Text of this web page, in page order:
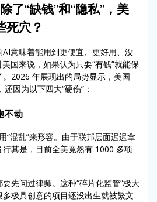
了“缺钱”和“隐私”，美
死穴？
意味着能用到更便宜、更好用、没
国来说，如果认为只要“有钱”就能保
2026 年展现出的局势显示，美国
因为以下四大“硬伤”：
不动
“混乱”来形容。由于联邦层面迟迟拿
其是，目前全美竟然有 1000 多项
先问过律师。这种“碎片化监管”极大
极具创意的项目还没出生就被繁文